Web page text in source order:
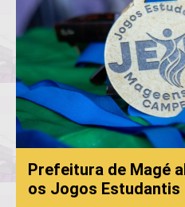
Prefeitura de Magé
os Jogos Estudantis